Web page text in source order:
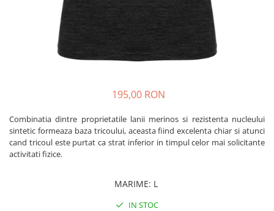
Pantaloni copii
Imbracaminte de corp
195,00 RON
Combinatia dintre proprietatile lanii merinos si rezistenta nucleului
sintetic formeaza baza tricoului, aceasta fiind excelenta chiar si atunci
cand tricoul este purtat ca strat inferior in timpul celor mai solicitante
activitati fizice.
MARIME: L
IN STOC